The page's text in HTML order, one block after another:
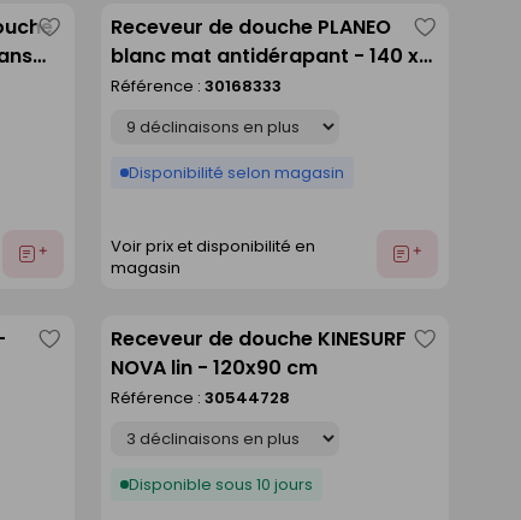
Ajouter
Enregistrer
comme
Receveur de douche PLANEO
blanc mat antidérapant - 140 x
90 cm
Référence : 30168333
Disponibilité selon magasin
Voir prix et disponibilité en
magasin
Ajouter
comme
Enregistrer
comme
Receveur de douche KINESURF
NOVA lin - 120x90 cm
Référence : 30544728
Disponible sous 10 jours